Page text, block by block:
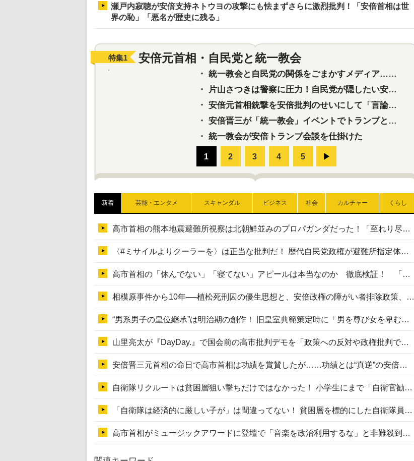
瀬戸内寂聴が安倍支持ネトウヨの攻撃にも怯まずさらに激烈批判！「安倍首相は世
界の恥」「悪名が歴史に残る」
特集1 安倍元首相・自民党と統一教会
・ 統一教会と自民党の関係をごまかすメディア…民放は有田芳生に発言自粛を要求
・
片山さつきは警察に圧力！自民党が隠したい安倍元首相と統一教会の深い関係
・ 安倍元首相銃撃を安倍批判のせいにして「言論封殺」に利用する自民党応援団
・ 安倍晋三が「統一教会」イベントでトランプと演説！同性婚や夫婦別姓を攻撃
・ 統一教会が安倍トランプ会談を仕掛けた
新着 芸能・エンタメ スキャンダル ビジネス 社会 カルチャー くらし
高市首相の熊本地震避難所視察は北朝鮮並みのプロパガンダだった！「至れり尽くせり」の選ばれた避難所の一方で実態は…
〈#ミサイルよりクーラーを〉は正当な批判だ！ 歴代自民党政権が避難所指定体育館へのエアコン設置を遅らせてきた客観的事実
高市首相の「休んでない」「寝てない」アピールは本当なのか 徹底検証！ 「資料読み込み」「アイロンがけ」も矛盾だらけ…
相模原事件から10年──植松死刑囚の優生思想と、安倍政権の障がい者排除政策、右派勢力の差別主義との関係を改めて問う
“男系男子の皇位継承”は明治期の創作！ 旧皇室典範策定時に「男を尊び女を卑むの慣習、人民の脳髄」とトンデモ論で女性天皇を否定
山里亮太が『DayDay.』で国会前の高市批判デモを「政策への反対や政権批判でない」と捻じ曲げ解説 デモ参加者から批判殺到
安倍晋三元首相の命日で高市首相は功績を賞賛したが……功績とは“真逆”の安倍元首相のトンデモ発言を振り返る
自衛隊リクルートは貧困層狙い撃ちだけではなかった！ 小学生にまで「自衛官勧誘」目的のパンフレット作成
「自衛隊は経済的に厳しい子が」は間違ってない！ 貧困層を標的にした自衛隊員募集、やす子、山上被告も…日本でも進む“経済的徴兵制”
高市首相がミュージックアワードに登壇で「音楽を政治利用するな」と非難殺到！ MAJの国策的本質を批判する声も